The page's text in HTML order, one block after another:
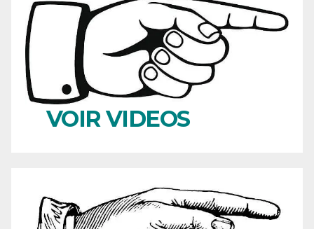
VOIR VIDEOS